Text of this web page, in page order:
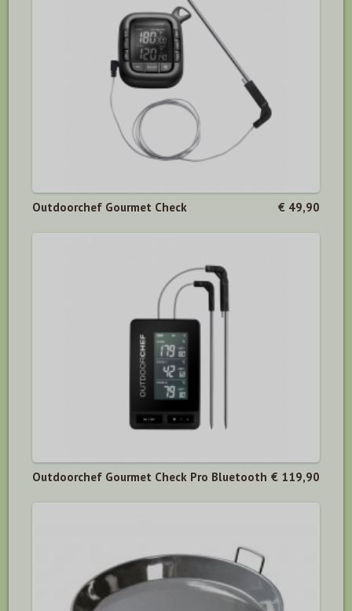
Outdoorchef Gourmet Check € 49,90
Outdoorchef Gourmet Check Pro Bluetooth € 119,90